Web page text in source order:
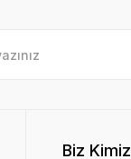
Biz Kimiz